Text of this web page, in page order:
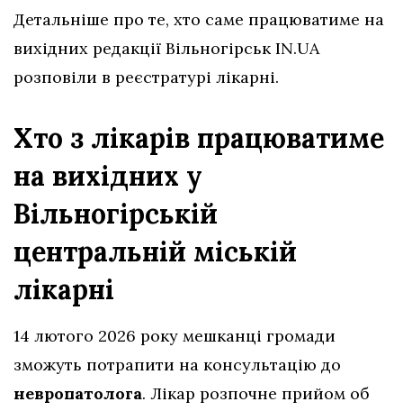
Детальніше про те, хто саме працюватиме на
вихідних редакції Вільногірськ IN.UA
розповіли в реєстратурі лікарні.
Хто з лікарів працюватиме
на вихідних у
Вільногірській
центральній міській
лікарні
14 лютого 2026 року мешканці громади
зможуть потрапити на консультацію до
невропатолога. Лікар розпочне прийом об